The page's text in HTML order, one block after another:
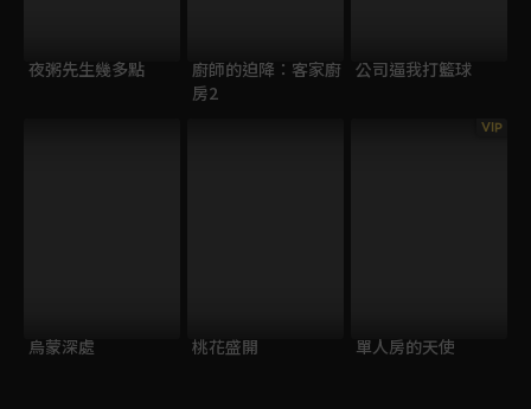
夜粥先生幾多點
廚師的迫降：客家廚
房2
公司逼我打籃球
烏蒙深處 桃花盛開
VIP
單人房的天使